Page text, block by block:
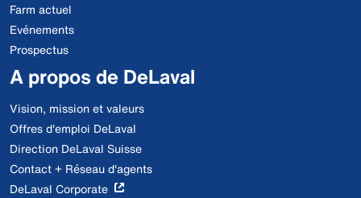
Farm actuel
Evénements
Prospectus
A propos de DeLaval
Vision, mission et valeurs
Offres d'emploi DeLaval
Direction DeLaval Suisse
Contact + Réseau d'agents
DeLaval Corporate